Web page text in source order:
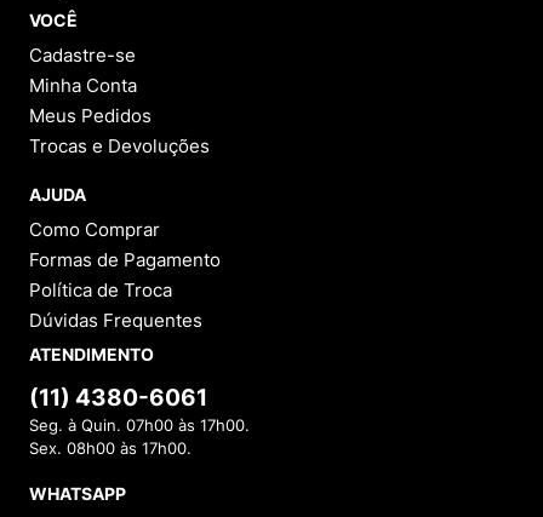
VOCÊ
Cadastre-se
Minha Conta
Meus Pedidos
Trocas e Devoluções
AJUDA
Como Comprar
Formas de Pagamento
Política de Troca
Dúvidas Frequentes
ATENDIMENTO
(11) 4380-6061
Seg. à Quin. 07h00 às 17h00.
Sex. 08h00 às 17h00.
WHATSAPP